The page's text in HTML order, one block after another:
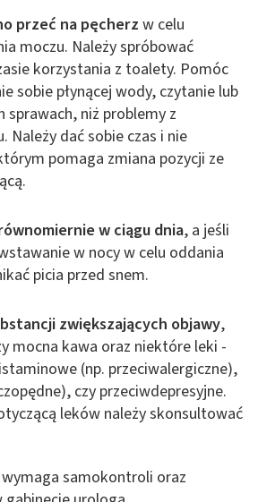
przeć na pęcherz w celu
moczu. Należy spróbować
korzystania z toalety. Pomóc
sobie płynącej wody, czytanie lub
sprawach, niż problemy z
Należy dać sobie czas i nie
pomaga zmiana pozycji ze
w ciągu dnia, a jeśli
w nocy w celu oddania
picia przed snem.
zwiększających objawy,
mocna kawa oraz niektóre leki -
(np. przeciwalergiczne),
czy przeciwdepresyjne.
leków należy skonsultować
samokontroli oraz